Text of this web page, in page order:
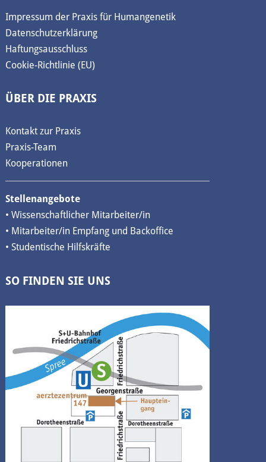
Impressum der Praxis für Humangenetik
Datenschutzerklärung
Haftungsausschluss
Cookie-Richtlinie (EU)
ÜBER DIE PRAXIS
Kontakt zur Praxis
Praxis-Team
Kooperationen
Stellenangebote
• Wissenschaftlicher Mitarbeiter/in
• Mitarbeiter/in Empfang und Backoffice
• Studentische Hilfskräfte
SO FINDEN SIE UNS